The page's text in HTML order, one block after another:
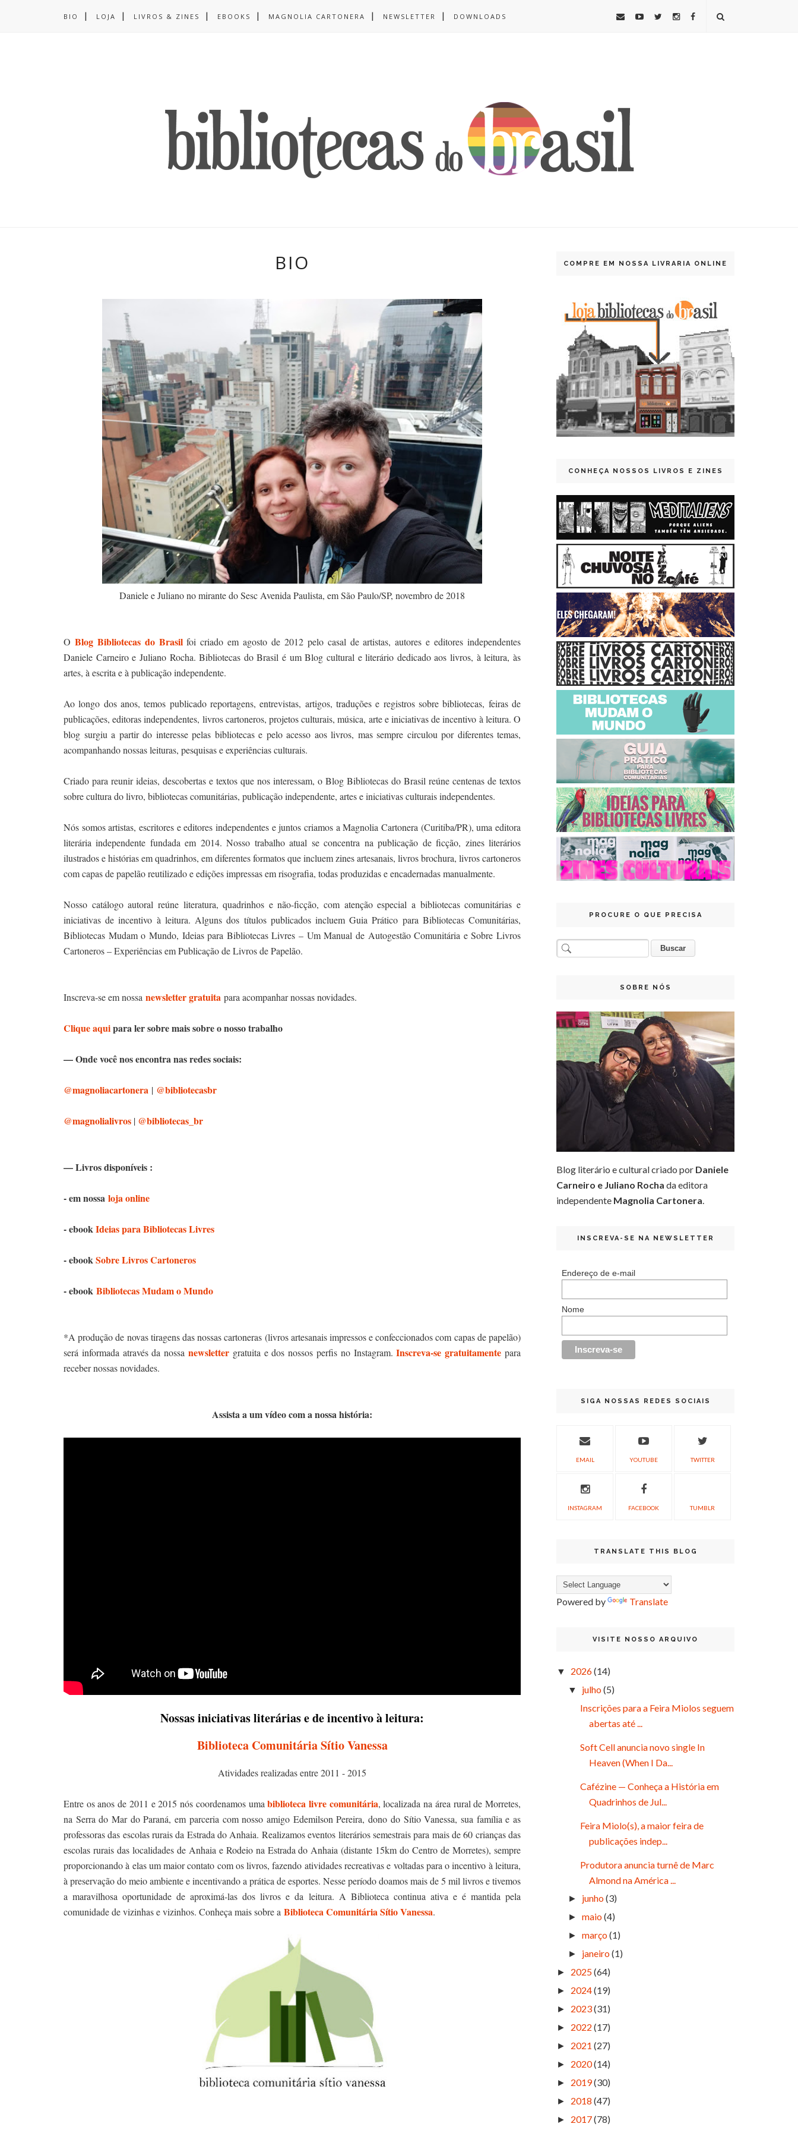
BIO LOJA LIVROS & ZINES EBOOKS MAGNOLIA CARTONERA NEWSLETTER DOWNLOADS
BIO
Daniele e Juliano no mirante do Sesc Avenida Paulista, em São Paulo/SP, novembro de 2018
O Blog Bibliotecas do Brasilfoi criado em agosto de 2012 pelo casal de artistas, autores e editores independentes
Daniele Carneiro e Juliano Rocha. Bibliotecas do Brasil é um Blog cultural e literário dedicado aos livros, à leitura, às
artes, à escrita e à publicação independente.
Ao longo dos anos, temos publicado reportagens, entrevistas, artigos, traduções e registros sobre bibliotecas, feiras de
publicações, editoras independentes, livros cartoneros, projetos culturais, música, arte e iniciativas de incentivo à leitura. O
blog surgiu a partir do interesse pelas bibliotecas e pelo acesso aos livros, mas sempre circulou por diferentes temas,
acompanhando nossas leituras, pesquisas e experiências culturais.
Criado para reunir ideias, descobertas e textos que nos interessam, o Blog Bibliotecas do Brasil reúne centenas de textos
sobre cultura do livro, bibliotecas comunitárias, publicação independente, artes e iniciativas culturais independentes.
Nós somos artistas, escritores e editores independentes e juntos criamos a Magnolia Cartonera (Curitiba/PR), uma editora
literária independente fundada em 2014. Nosso trabalho atual se concentra na publicação de ficção, zines literários
ilustrados e histórias em quadrinhos, em diferentes formatos que incluem zines artesanais, livros brochura, livros cartoneros
com capas de papelão reutilizado e edições impressas em risografia, todas produzidas e encadernadas manualmente.
Nosso catálogo autoral reúne literatura, quadrinhos e não-ficção, com atenção especial a bibliotecas comunitárias e
iniciativas de incentivo à leitura. Alguns dos títulos publicados incluem Guia Prático para Bibliotecas Comunitárias,
Bibliotecas Mudam o Mundo, Ideias para Bibliotecas Livres – Um Manual de Autogestão Comunitária e Sobre Livros
Cartoneros – Experiências em Publicação de Livros de Papelão.
Inscreva-se em nossa newsletter gratuita para acompanhar nossas novidades.
Clique aquipara ler sobre mais sobre o nosso trabalho
— Onde você nos encontra nas redes sociais:
@magnoliacartonera | @bibliotecasbr
@magnolialivros | @bibliotecas_br
— Livros disponíveis :
- em nossa loja online
- ebookIdeias para Bibliotecas Livres
- ebookSobre Livros Cartoneros
- ebook Bibliotecas Mudam o Mundo
*A produção de novas tiragens das nossas cartoneras (livros artesanais impressos e confeccionados com capas de papelão)
será informada através da nossa newsletter gratuita e dos nossos perfis no Instagram.Inscreva-se gratuitamente para
receber nossas novidades.
Assista a um vídeo com a nossa história:
Nossas iniciativas literárias e de incentivo à leitura:
Biblioteca Comunitária Sítio Vanessa
Atividades realizadas entre 2011 - 2015
Entre os anos de 2011 e 2015 nós coordenamos umabiblioteca livre comunitária, localizada na área rural de Morretes,
na Serra do Mar do Paraná, em parceria com nosso amigo Edemilson Pereira, dono do Sítio Vanessa, sua família e as
professoras das escolas rurais da Estrada do Anhaia. Realizamos eventos literários semestrais para mais de 60 crianças das
escolas rurais das localidades de Anhaia e Rodeio na Estrada do Anhaia (distante 15km do Centro de Morretes), sempre
proporcionando à elas um maior contato com os livros, fazendo atividades recreativas e voltadas para o incentivo à leitura,
à preservação do meio ambiente e incentivando a prática de esportes. Nesse período doamos mais de 5 mil livros e tivemos
a maravilhosa oportunidade de aproximá-las dos livros e da leitura. A Biblioteca continua ativa e é mantida pela
comunidade de vizinhas e vizinhos. Conheça mais sobre a Biblioteca Comunitária Sítio Vanessa.
COMPRE EM NOSSA LIVRARIA ONLINE
CONHEÇA NOSSOS LIVROS E ZINES
PROCURE O QUE PRECISA
SOBRE NÓS
Blog literário e cultural criado por Daniele
Carneiro e Juliano Rocha da editora
independente Magnolia Cartonera.
INSCREVA-SE NA NEWSLETTER
Endereço de e-mail
Nome
SIGA NOSSAS REDES SOCIAIS
EMAIL YOUTUBE TWITTER
INSTAGRAM FACEBOOK TUMBLR
TRANSLATE THIS BLOG
Powered by Translate
VISITE NOSSO ARQUIVO
▼ 2026(14)
▼ julho(5)
Inscrições para a Feira Miolos seguem
abertas até ...
Soft Cell anuncia novo single In
Heaven (When I Da...
Cafézine — Conheça a História em
Quadrinhos de Jul...
Feira Miolo(s), a maior feira de
publicações indep...
Produtora anuncia turnê de Marc
Almond na América ...
► junho(3)
►maio(4)
►março(1)
► janeiro(1)
► 2025(64)
► 2024(19)
► 2023(31)
► 2022 (17)
► 2021 (27)
► 2020(14)
► 2019(30)
► 2018 (47)
► 2017(78)